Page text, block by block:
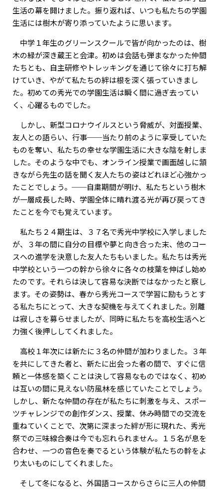
生活の幕を開けました。振り返れば、いつも私たちの学園
生活には樹木が寄り添っていたように思います。
中学１年生のグリーンスクールで皆が向かったのは、樹
木の緑が深き蔵王と会津。初めは会話も弾まなかった仲間
たちとも、自主研修やトレッキングを通じて徐々に打ち解
けていき、やがて私たちの絆は根を深く張っていきまし
た。初めての秀光での学園生活は瞬く間に過ぎ去ってい
く、心躍るものでした。
しかし、新型コロナウイルスという脅威が、対面授業、
友人との語らい、行事──当たり前のように享受していた
ものを奪い、私たちの幸せな学園生活に大きな陰を射しま
した。そのような中でも、オンライン授業で画面越しに頷
きながら先生の話を聞く友人たちの姿はどれほど心強かっ
たことでしょう。──自粛期間が明け、私たちという樹木
が一層成長した時、学園全体に晴れ渡る光が再び戻ってき
たことを今でも覚えています。
私たち２４期生は、３７名で秀光中学校に入学しました
が、３年の間に自分の目標や夢と向き合った末、他のコー
スへの進学を決意した友人たちもいました。私たちは秀光
中学校という一つの幹から徐々に各々の枝葉を伸ばし始め
たのです。それらは決して容易な決断ではなかったと察し
ます。その姿勢は、春から秀光コースで学習に励もうとす
る私たちにとって、大きな契機を与えてくれました。別離
は寂しさを募らせましたが、同時に私たちを高校生活へと
力強く後押ししてくれました。
高校１年次には新たに３名の仲間が加わりました。３年
を共にしてきた者と、新たに出会った者の間で、すぐに信
頼と一体感を築くことは決して容易なものではなく、初め
は互いの間に見えない防風林を感じていたことでしょう。
しかし、新たな仲間の存在が私たちに刺激を与え、スポー
ツチャレンジでの創作ダンス、授業、休み時間での交流を
重ねていくことで、次第に深まった絆が形に現れた、秀光
祭での三味線合奏は今でも忘れられません。１５名が息を
合わせ、一つの音色を奏でるという体験が私たちの幹をよ
り太いものにしてくれました。
そして冬になると、外国語コースからさらに三人の仲間